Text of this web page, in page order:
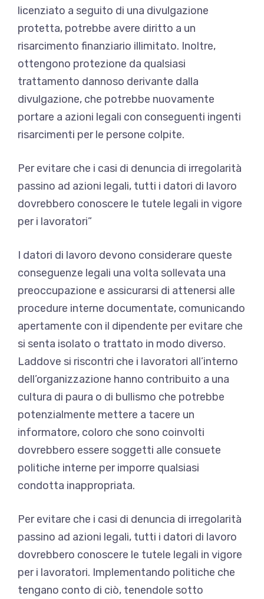
licenziato a seguito di una divulgazione
protetta, potrebbe avere diritto a un
risarcimento finanziario illimitato. Inoltre,
ottengono protezione da qualsiasi
trattamento dannoso derivante dalla
divulgazione, che potrebbe nuovamente
portare a azioni legali con conseguenti ingenti
risarcimenti per le persone colpite.
Per evitare che i casi di denuncia di irregolarità
passino ad azioni legali, tutti i datori di lavoro
dovrebbero conoscere le tutele legali in vigore
per i lavoratori”
I datori di lavoro devono considerare queste
conseguenze legali una volta sollevata una
preoccupazione e assicurarsi di attenersi alle
procedure interne documentate, comunicando
apertamente con il dipendente per evitare che
si senta isolato o trattato in modo diverso.
Laddove si riscontri che i lavoratori all’interno
dell’organizzazione hanno contribuito a una
cultura di paura o di bullismo che potrebbe
potenzialmente mettere a tacere un
informatore, coloro che sono coinvolti
dovrebbero essere soggetti alle consuete
politiche interne per imporre qualsiasi
condotta inappropriata.
Per evitare che i casi di denuncia di irregolarità
passino ad azioni legali, tutti i datori di lavoro
dovrebbero conoscere le tutele legali in vigore
per i lavoratori. Implementando politiche che
tengano conto di ciò, tenendole sotto